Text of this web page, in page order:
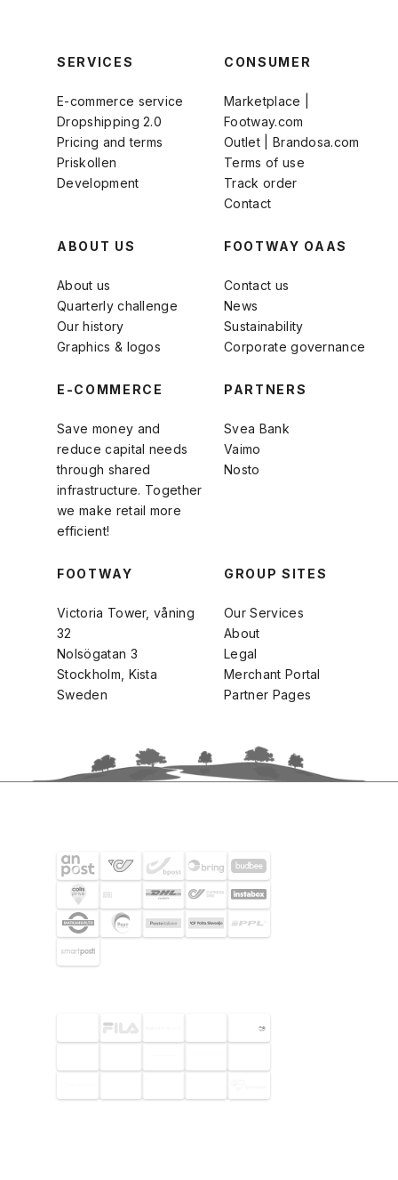
SERVICES
E-commerce service
Dropshipping 2.0
Pricing and terms
Priskollen
Development
CONSUMER
Marketplace |
Footway.com
Outlet | Brandosa.com
Terms of use
Track order
Contact
ABOUT US
About us
Quarterly challenge
Our history
Graphics & logos
FOOTWAY OAAS
Contact us
News
Sustainability
Corporate governance
E-COMMERCE
Save money and
reduce capital needs
through shared
infrastructure. Together
we make retail more
efficient!
PARTNERS
Svea Bank
Vaimo
Nosto
FOOTWAY
Victoria Tower, våning
32
Nolsögatan 3
Stockholm, Kista
Sweden
GROUP SITES
Our Services
About
Legal
Merchant Portal
Partner Pages